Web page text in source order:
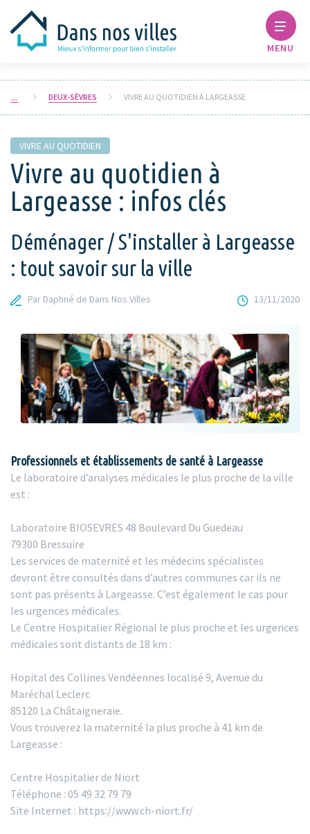
MENU
DEUX-SÈVRES VIVRE AU QUOTIDIEN À LARGEASSE
VIVRE AU QUOTIDIEN
Vivre au quotidien à
Largeasse : infos clés
Déménager / S'installer à Largeasse
: tout savoir sur la ville
Par Daphné de Dans Nos Villes 13/11/2020
Professionnels et établissements de santé à Largeasse
Le laboratoire d’analyses médicales le plus proche de la ville
est :
Laboratoire BIOSEVRES 48 Boulevard Du Guedeau
79300 Bressuire
Les services de maternité et les médecins spécialistes
devront être consultés dans d’autres communes car ils ne
sont pas présents à Largeasse. C’est également le cas pour
les urgences médicales.
Le Centre Hospitalier Régional le plus proche et les urgences
médicales sont distants de 18 km :
Hopital des Collines Vendéennes localisé 9, Avenue du
Maréchal Leclerc
85120 La Châtaigneraie.
Vous trouverez la maternité la plus proche à 41 km de
Largeasse :
Centre Hospitalier de Niort
Téléphone : 05 49 32 79 79
Site Internet : https://www.ch-niort.fr/